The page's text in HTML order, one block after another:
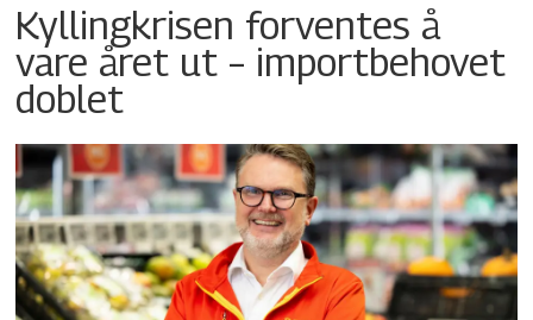
Kyllingkrisen forventes å
vare året ut – importbehovet
doblet